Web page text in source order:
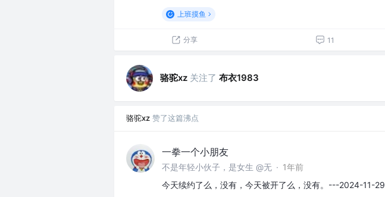
上班摸鱼
分享 11
骆驼xz 关注了 布衣1983
骆驼xz 赞了这篇沸点
一拳一个小朋友
不是年轻小伙子，是女生 @无 · 1年前
今天续约了么，没有，今天被开了么，没有。---2024-11-29